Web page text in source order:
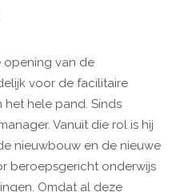
opening van de
voor de facilitaire
hele pand. Sinds
Vanuit die rol is hij
nieuwbouw en de nieuwe
beroepsgericht onderwijs
Omdat al deze